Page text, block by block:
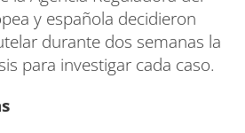
y española decidieron
durante dos semanas la
para investigar cada caso.